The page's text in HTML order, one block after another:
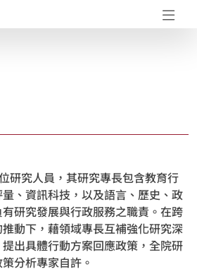
院-研究成果典藏庫
研究人員，其研究專長包含教育行
、資訊科技，以及語言、歷史、政
研究發展與行政服務之職責。在跨
動下，藉領域專長互補強化研究深
出具體行動方案回應政策，全院研
分析專家自許。